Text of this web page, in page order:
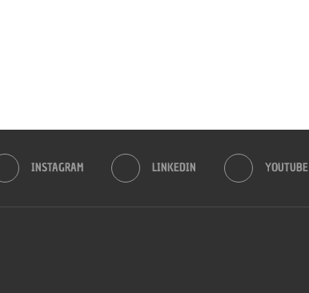
INSTAGRAM LINKEDIN YOUTUBE